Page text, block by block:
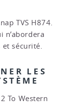
TVS H874.
n’abordera
et sécurité.
LES
To Western